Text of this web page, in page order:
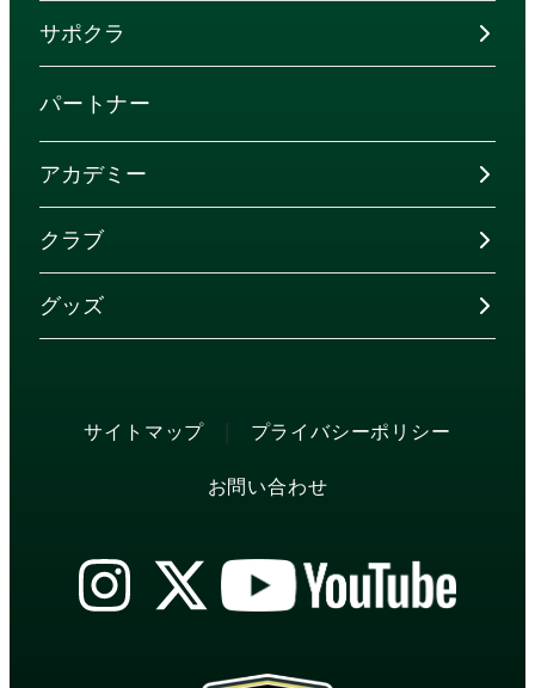
サポクラ
パートナー
アカデミー
クラブ
グッズ
サイトマップ | プライバシーポリシー
お問い合わせ